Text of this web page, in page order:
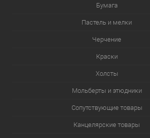
Бумага
Пастель и мелки
Черчение
Краски
Холсты
Мольберты и этюдники
Сопутствующие товары
Канцелярские товары